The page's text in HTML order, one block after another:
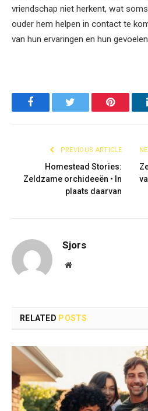
vriendschap niet herkent, wat
ouder hem helpen in contact te
van hun ervaringen en hun
Facebook
PREVIOUS ARTICLE
Homestead Stories:
Zeldzame orchideeën • In
plaats daarvan
Sjors
Website
RELATED POSTS